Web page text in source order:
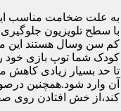
به علت ضخامت مناسب
با سطح تلویزیون
کم سن وسال هستند این
کودک شما توپ بازی خود
تا حد بسیار زیادی
آن وارد شود.همچنین
کند،از خش افتادن روی